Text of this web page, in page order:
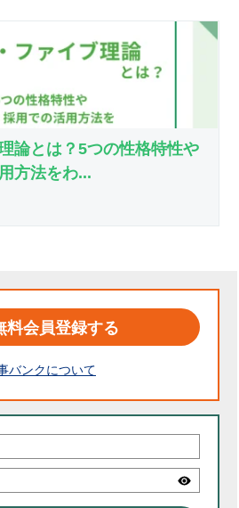
論とは？5つの性格特性や
方法をわ...
料会員登録する
バンクについて